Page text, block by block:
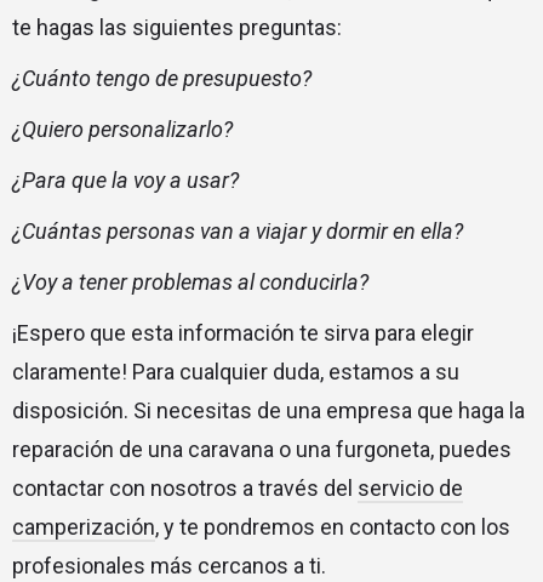
te hagas las siguientes preguntas:
¿Cuánto tengo de presupuesto?
¿Quiero personalizarlo?
¿Para que la voy a usar?
¿Cuántas personas van a viajar y dormir en ella?
¿Voy a tener problemas al conducirla?
¡Espero que esta información te sirva para elegir
claramente! Para cualquier duda, estamos a su
disposición. Si necesitas de una empresa que haga la
reparación de una caravana o una furgoneta, puedes
contactar con nosotros a través del servicio de
camperización, y te pondremos en contacto con los
profesionales más cercanos a ti.